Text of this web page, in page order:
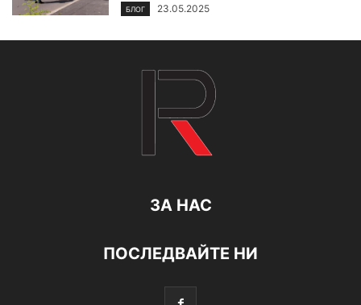
БЛОГ 23.05.2025
ЗА НАС
ПОСЛЕДВАЙТЕ НИ